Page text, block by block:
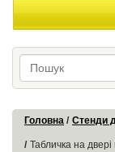
Головна Стенди
Табличка на